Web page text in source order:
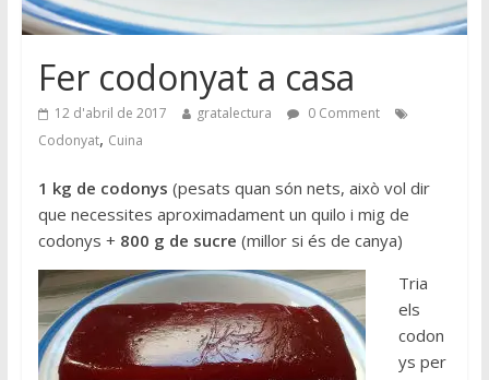
Fer codonyat a casa
12 d'abril de 2017 gratalectura
0 Comment
Codonyat, Cuina
1 kg de codonys (pesats quan són nets, això vol dir
que necessites aproximadament un quilo i mig de
codonys + 800 g de sucre (millor si és de canya)
Tria
els
codon
ys per